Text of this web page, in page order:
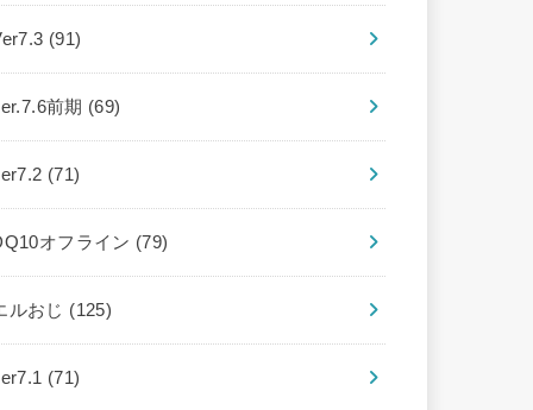
(91)
前期 (69)
(71)
オフライン (79)
ルおじ (125)
(71)